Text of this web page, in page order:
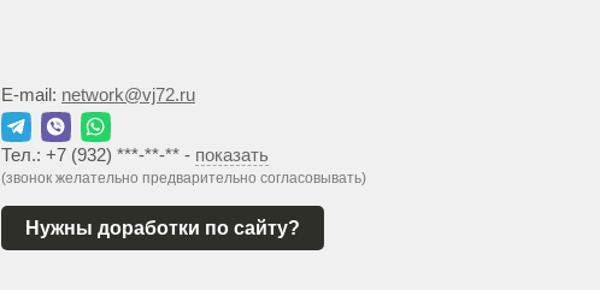
E-mail: network@vj72.ru
Тел.: +7 (932) ***-**-** - показать
(звонок желательно предварительно согласовывать)
Нужны доработки по сайту?